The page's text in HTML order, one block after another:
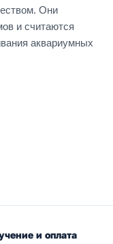
Они
и считаются
аквариумных
и оплата